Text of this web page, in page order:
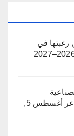
رغبتها في
أغسطس 5,